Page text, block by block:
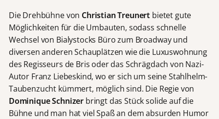
Die Drehbühne von Christian Treunert bietet gute
Möglichkeiten für die Umbauten, sodass schnelle
Wechsel von Bialystocks Büro zum Broadway und
diversen anderen Schauplätzen wie die Luxuswohnung
des Regisseurs de Bris oder das Schrägdach von Nazi-
Autor Franz Liebeskind, wo er sich um seine Stahlhelm-
Taubenzucht kümmert, möglich sind. Die Regie von
Dominique Schnizer bringt das Stück solide auf die
Bühne und man hat viel Spaß an dem absurden Humor